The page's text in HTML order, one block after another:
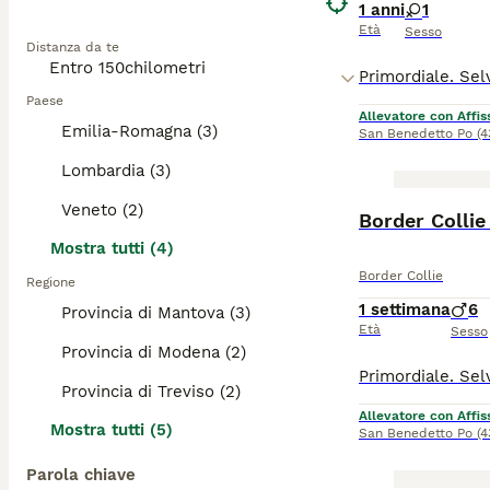
Distanza da te
Paese
Emilia-Romagna (3)
Lombardia (3)
Veneto (2)
Mostra tutti (4)
Regione
Provincia di Mantova (3)
Provincia di Modena (2)
Provincia di Treviso (2)
Mostra tutti (5)
Parola chiave
1 anni
Età
1
Sesso
Allevatore con
San Benedetto Po
Border
Border Collie
1 settimana
Età
6
Sesso
Allevatore con
San Benedetto Po